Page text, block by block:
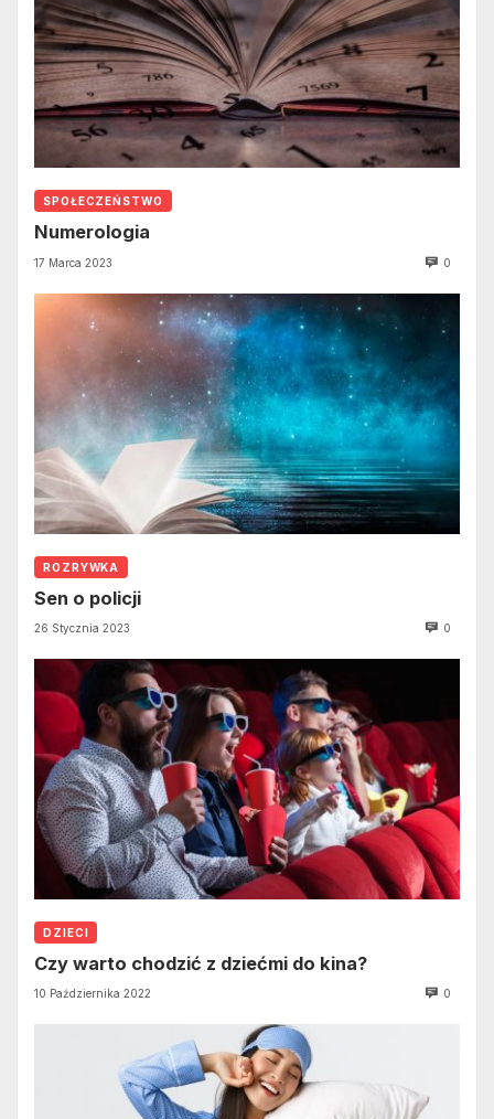
SPOŁECZEŃSTWO
Numerologia
17 Marca 2023 0
ROZRYWKA
Sen o policji
26 Stycznia 2023 0
DZIECI
Czy warto chodzić z dziećmi do kina?
10 Października 2022 0